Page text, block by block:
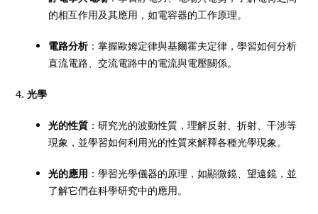
的相互作用及其應用，如電容器的工作原理。
電路分析：掌握歐姆定律與基爾霍夫定律，學習如何分析
直流電路、交流電路中的電流與電壓關係。
光學
光的性質 ：研究光的波動性質，理解反射、折射、干涉等
現象，並學習如何利用光的性質來解釋各種光學現象。
光的應用 ：學習光學儀器的原理，如顯微鏡、望遠鏡，並
了解它們在科學研究中的應用。